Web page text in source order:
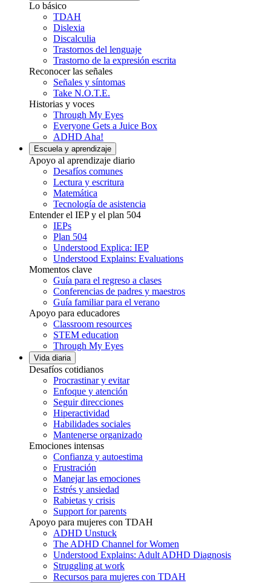
Lo básico
TDAH
Dislexia
Discalculia
Trastornos del lenguaje
Trastorno de la expresión escrita
Reconocer las señales
Señales y síntomas
Take N.O.T.E.
Historias y voces
Through My Eyes
Everyone Gets a Juice Box
ADHD Aha!
Escuela y aprendizaje
Apoyo al aprendizaje diario
Desafíos comunes
Lectura y escritura
Matemática
Tecnología de asistencia
Entender el IEP y el plan 504
IEPs
Plan 504
Understood Explica: IEP
Understood Explains: Evaluations
Momentos clave
Guía para el regreso a clases
Conferencias de padres y maestros
Guía familiar para el verano
Apoyo para educadores
Classroom resources
STEM education
Through My Eyes
Vida diaria
Desafíos cotidianos
Procrastinar y evitar
Enfoque y atención
Seguir direcciones
Hiperactividad
Habilidades sociales
Mantenerse organizado
Emociones intensas
Confianza y autoestima
Frustración
Manejar las emociones
Estrés y ansiedad
Rabietas y crisis
Support for parents
Apoyo para mujeres con TDAH
ADHD Unstuck
The ADHD Channel for Women
Understood Explains: Adult ADHD Diagnosis
Struggling at work
Recursos para mujeres con TDAH